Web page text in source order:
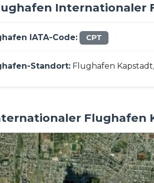
Internationaler
IATA-Code: CPT
Standort: Flughafen
Flughafen